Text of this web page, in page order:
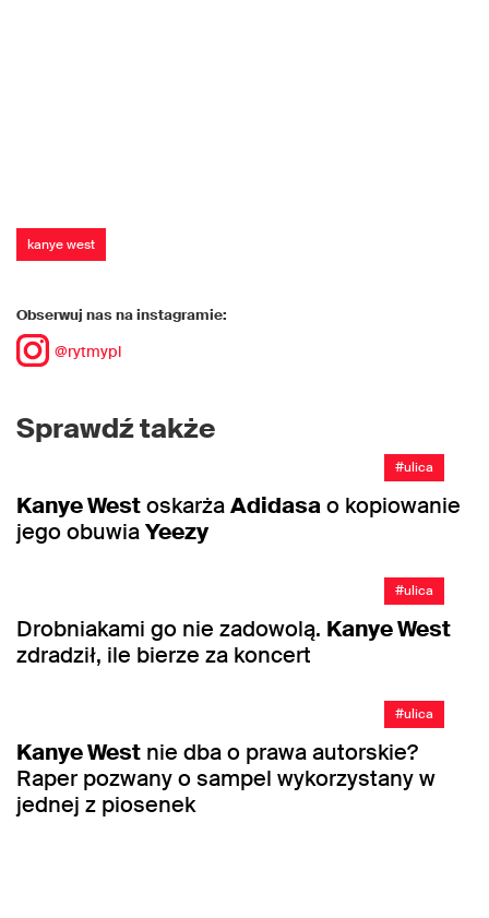
kanye west
Obserwuj nas na instagramie:
@rytmypl
Sprawdź także
#ulica
Kanye WestoskarżaAdidasao kopiowanie
jego obuwiaYeezy
#ulica
Drobniakami go nie zadowolą. Kanye West
zdradził, ile bierze za koncert
#ulica
Kanye West nie dba o prawa autorskie?
Raper pozwany o sampel wykorzystany w
jednej z piosenek